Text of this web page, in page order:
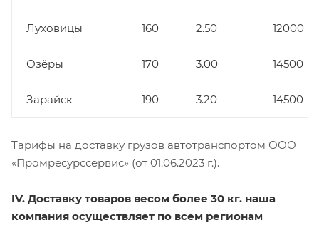
Луховицы 160 2.50 12000
Озёры 170 3.00 14500
Зарайск 190 3.20 14500
Тарифы на доставку грузов автотранспортом ООО
«Промресурссервис» (от 01.06.2023 г.).
IV. Доставку товаров весом более 30 кг. наша
компания осуществляет по всем регионам